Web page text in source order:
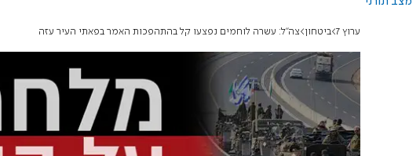
ערוץ 7 ביטחון צה"ל: עשרה לוחמים נפצעו קל בהתהפכות האמר בפאתי העיר עזה